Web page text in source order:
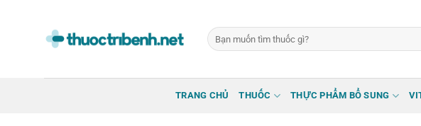
Tìm
kiếm:
TRANG CHỦ THUỐC THỰC PHẨM BỔ SUNG